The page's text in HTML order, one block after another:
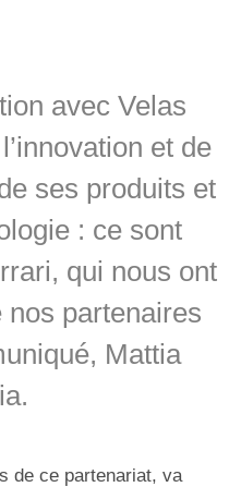
avec Velas
et de
ses produits et
: ce sont
qui nous ont
nos partenaires
Mattia
de ce partenariat, va